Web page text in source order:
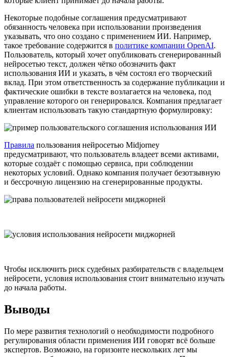
Некоторые подобные соглашения предусматривают
обязанность человека при использовании произведения
указывать, что оно создано с применением ИИ. Например,
такое требование содержится в политике компании OpenAI.
Пользователь, который хочет опубликовать сгенерированный
нейросетью текст, должен чётко обозначить факт
использования ИИ и указать, в чём состоял его творческий
вклад. При этом ответственность за содержание публикации и
фактические ошибки в тексте возлагается на человека, под
управление которого он генерировался. Компания предлагает
клиентам использовать такую стандартную формулировку:
Правила пользования нейросетью Midjorney
предусматривают, что пользователь владеет всеми активами,
которые создаёт с помощью сервиса, при соблюдении
некоторых условий. Однако компания получает безотзывную
и бессрочную лицензию на сгенерированные продукты.
Чтобы исключить риск судебных разбирательств с владельцем
нейросети, условия использования стоит внимательно изучать
до начала работы.
Выводы
По мере развития технологий о необходимости подробного
регулирования области применения ИИ говорят всё больше
экспертов. Возможно, на горизонте нескольких лет мы